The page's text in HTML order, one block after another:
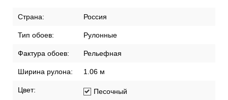
Страна: Россия
Тип обоев: Рулонные
Фактура обоев: Рельефная
Ширина рулона: 1.06 м
Цвет:
Песочный